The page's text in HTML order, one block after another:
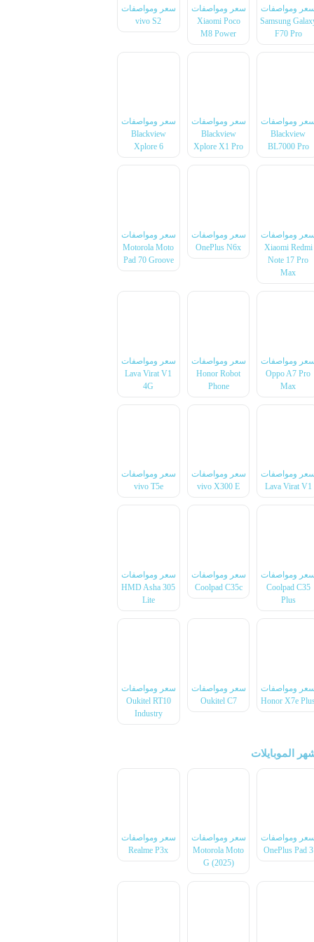
سعر ومواصفات
Samsung
F70 Pro
سعر ومواصفات
Xiaomi Poco
M8 Power
سعر ومواصفات
vivo S2
سعر ومواصفات
Blackview
BL7000 Pro
سعر ومواصفات
Blackview
Xplore X1 Pro
سعر ومواصفات
Blackview
Xplore 6
سعر ومواصفات
Xiaomi Redmi
Note 17 Pro
Max
سعر ومواصفات
OnePlus N6x
سعر ومواصفات
Motorola Moto
Pad 70 Groove
سعر ومواصفات
Oppo A7 Pro
Max
سعر ومواصفات
Honor Robot
Phone
سعر ومواصفات
Lava Virat V1
4G
سعر ومواصفات
Lava Virat V1
سعر ومواصفات
vivo X300 E
سعر ومواصفات
vivo T5e
سعر ومواصفات
Coolpad C35
Plus
سعر ومواصفات
Coolpad C35c
سعر ومواصفات
HMD Asha 305
Lite
سعر ومواصفات
Honor X7e
سعر ومواصفات
Oukitel C7
سعر ومواصفات
Oukitel RT10
Industry
الموبايلات
سعر ومواصفات
OnePlus Pad 3
سعر ومواصفات
Motorola Moto
G (2025)
سعر ومواصفات
Realme P3x